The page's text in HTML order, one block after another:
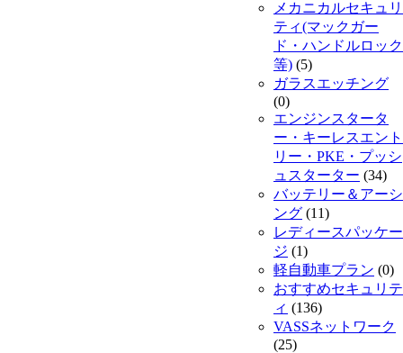
メカニカルセキュリ
ティ(マックガー
ド・ハンドルロック
等) (5)
ガラスエッチング
(0)
エンジンスタータ
ー・キーレスエント
リー・PKE・プッシ
ュスターター (34)
バッテリー＆アーシ
ング (11)
レディースパッケー
ジ (1)
軽自動車プラン (0)
おすすめセキュリテ
ィ (136)
VASSネットワーク
(25)